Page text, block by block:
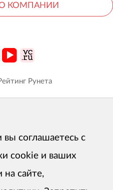
КОМПАНИИ
Рунета
соглашаетесь с
cookie и ваших
сайте,